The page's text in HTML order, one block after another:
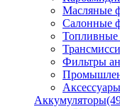
Масляные
Салонные
Топливные
Фильтры
Аксессуары
Аккумуляторы